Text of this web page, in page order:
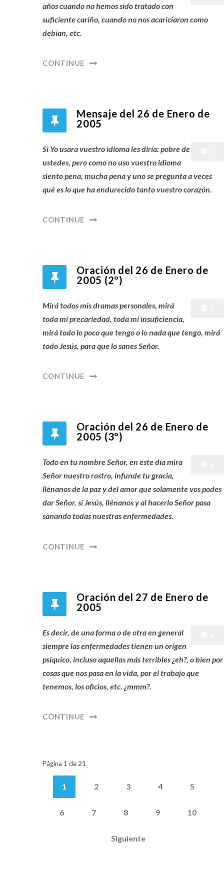
años cuando no hemos sido tratado con
suficiente cariño, cuando no nos acariciaron como
debían, etc.
CONTINUE
Mensaje del 26 de Enero de
2005
Si Yo usara vuestro idioma les diría: pobre de
ustedes, pero como no uso vuestro idioma
siento pena, mucha pena y uno se pregunta a veces
qué es lo que ha endurecido tanto vuestro corazón.
CONTINUE
Oración del 26 de Enero de
2005 (2º)
Mirá todos mis dramas personales, mirá
toda mi precariedad, toda mi insuficiencia,
mirá todo lo poco que tengo o lo nada que tengo, mirá
todo Jesús, para que lo sanes Señor.
CONTINUE
Oración del 26 de Enero de
2005 (3º)
Todo en tu nombre Señor, en este día mira
Señor nuestro rostro, infunde tu gracia,
llénanos de la paz y del amor que solamente vos podes
dar Señor, sí Jesús, llénanos y al hacerlo Señor pasa
sanando todas nuestras enfermedades.
CONTINUE
Oración del 27 de Enero de
2005
Es decir, de una forma o de otra en general
siempre las enfermedades tienen un origen
psíquico, incluso aquellas más terribles ¿eh?, o bien por
cosas que nos pasa en la vida, por el trabajo que
tenemos, los oficios, etc. ¿mmm?.
CONTINUE
Página 1 de 21
1 2 3 4 5
6 7 8 9 10
Siguiente